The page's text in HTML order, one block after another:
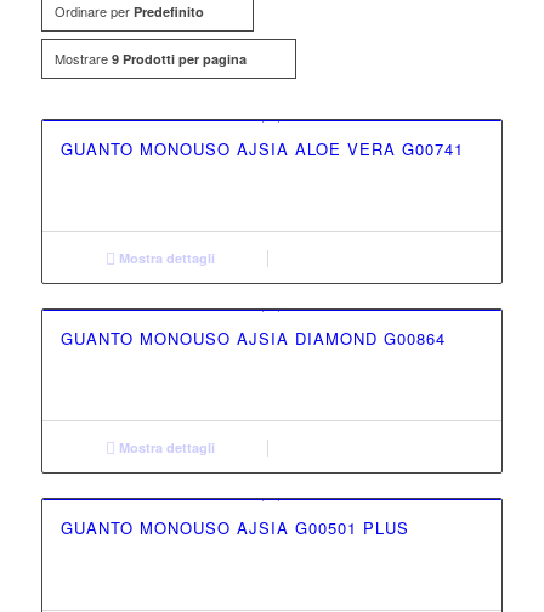
Ordinare per Predefinito
Mostrare 9 Prodotti per pagina
GUANTO MONOUSO AJSIA ALOE VERA G00741
Mostra dettagli
GUANTO MONOUSO AJSIA DIAMOND G00864
Mostra dettagli
GUANTO MONOUSO AJSIA G00501 PLUS